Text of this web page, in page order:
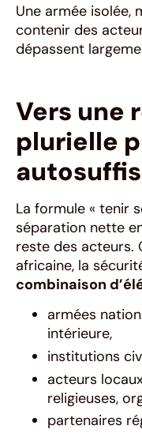
Une armée isolée,
contenir des
dépassent
Vers une
plurielle
La formule « tenir
séparation nette
reste des acteurs.
africaine, la
combinaison
armées
intérieure,
institutions
acteurs
religieuses,
partenaires